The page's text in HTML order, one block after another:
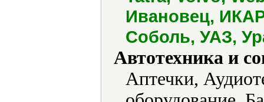
Ивановец,
Соболь, УАЗ,
Автотехника и
Аптечки,